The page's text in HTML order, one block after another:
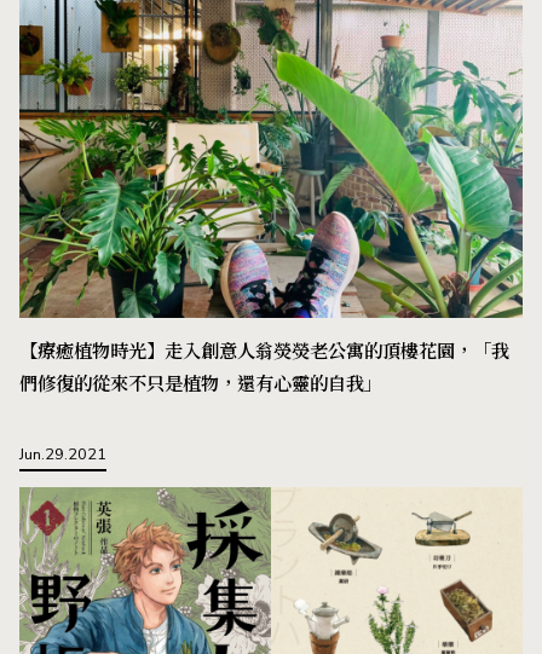
【療癒植物時光】走入創意人翁熒熒老公寓的頂樓花園，「我
們修復的從來不只是植物，還有心靈的自我」
Jun.29.2021